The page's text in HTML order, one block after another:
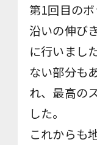
第1回目の
沿いの伸び
に行いまし
ない部分も
れ、最高の
した。
これからも